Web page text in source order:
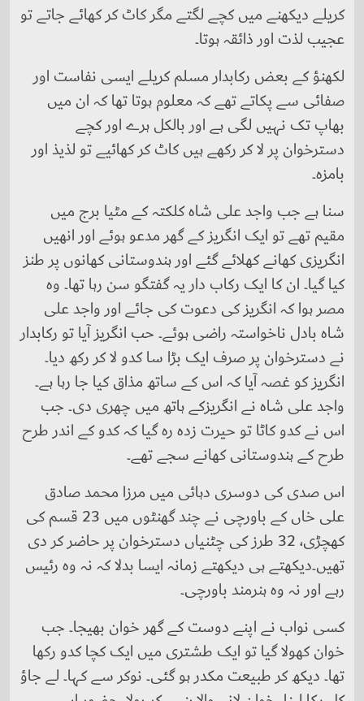
کریلے دیکھنے میں کچے لگتے مگر کاٹ کر کھائے جاتے تو
عجیب لذت اور ذائقہ ہوتا۔
لکھنؤ کے بعض رکابدار مسلم کریلے ایسی نفاست اور
صفائی سے پکاتے تھے کہ معلوم ہوتا تھا کہ ان میں
بھاپ تک نہیں لگی ہے اور بالکل ہرے اور کچے
دسترخوان پر لا کر رکھے ہیں کاٹ کر کھائیے تو لذیذ اور
بامزہ۔
سنا ہے جب واجد علی شاہ کلکتہ کے مٹیا برج میں
مقیم تھے تو ایک انگریز کے گھر مدعو ہوئے اور انھیں
انگریزی کھانے کھلائے گئے اور ہندوستانی کھانوں پر طنز
کیا گيا۔ ان کا ایک رکاب دار یہ گفتگو سن رہا تھا۔ وہ
مصر ہوا کہ انگریز کی دعوت کی جائے اور واجد علی
شاہ بادل ناخواستہ راضی ہوئے۔ حب انگریز آیا تو رکابدار
نے دسترخوان پر صرف ایک بڑا سا کدو لا کر رکھ دیا۔
انگریز کو غصہ آیا کہ اس کے ساتھ مذاق کیا جا رہا ہے۔
واجد علی شاہ نے انگریزکے ہاتھ میں چھری دی۔ جب
اس نے کدو کاٹا تو حیرت زدہ رہ گیا کہ کدو کے اندر طرح
طرح کے ہندوستانی کھانے سجے تھے۔
اس صدی کی دوسری دہائی میں مرزا محمد صادق
علی خاں کے باورچی نے چند گھنٹوں میں 23 قسم کی
کھچڑی، 32 طرز کی چٹنیاں دسترخوان پر حاضر کر دی
تھیں۔دیکھتے ہی دیکھتے زمانہ ایسا بدلا کہ نہ وہ رئیس
رہے اور نہ وہ ہنرمند باورچی۔
کسی نواب نے اپنے دوست کے گھر خوان بھیجا۔ جب
خوان کھولا گیا تو ایک طشتری میں ایک کچا کدو رکھا
تھا۔ دیکھ کر طبیعت مکدر ہو گئی۔ نوکر سے کہا۔ لے جاؤ